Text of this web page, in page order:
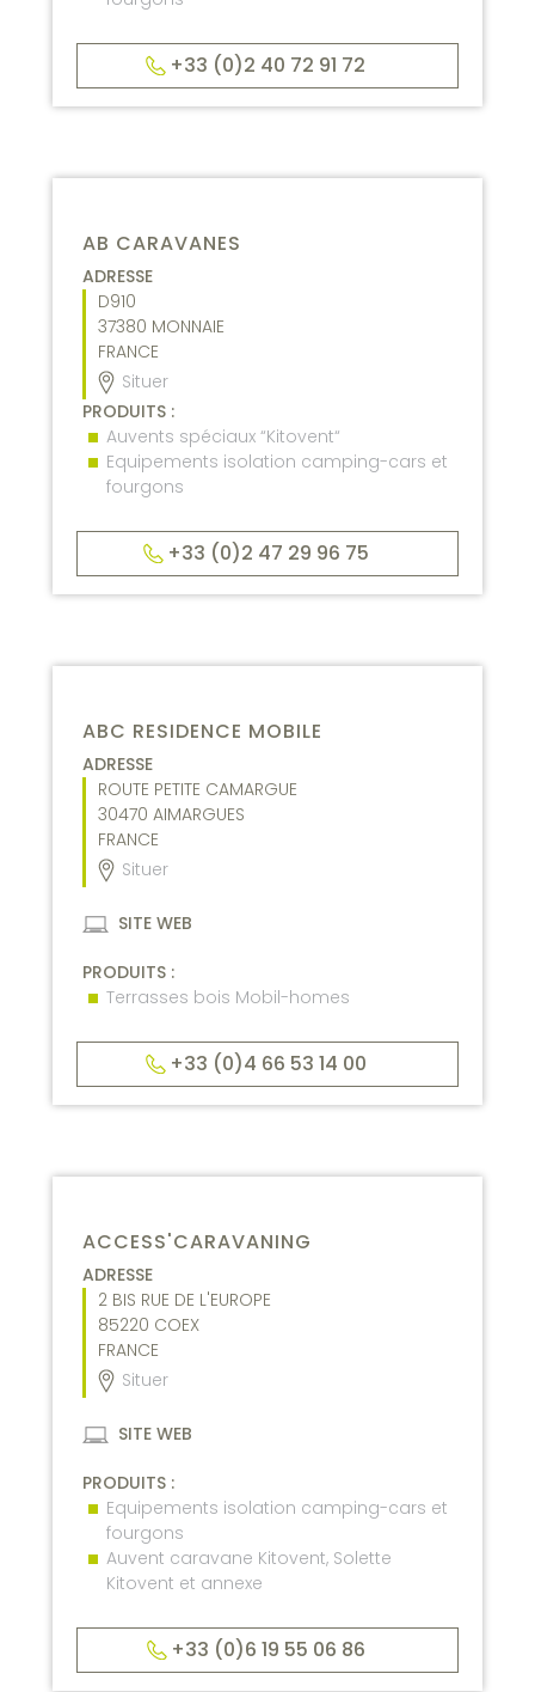
+33 (0)2 40 72 91 72
AB CARAVANES
ADRESSE
D910
37380 MONNAIE
FRANCE
Situer
PRODUITS :
Auvents spéciaux “Kitovent“
Equipements isolation camping-cars et
fourgons
+33 (0)2 47 29 96 75
ABC RESIDENCE MOBILE
ADRESSE
ROUTE PETITE CAMARGUE
30470 AIMARGUES
FRANCE
Situer
SITE WEB
PRODUITS :
Terrasses bois Mobil-homes
+33 (0)4 66 53 14 00
ACCESS'CARAVANING
ADRESSE
2 BIS RUE DE L'EUROPE
85220 COEX
FRANCE
Situer
SITE WEB
PRODUITS :
Equipements isolation camping-cars et
fourgons
Auvent caravane Kitovent, Solette
Kitovent et annexe
+33 (0)6 19 55 06 86